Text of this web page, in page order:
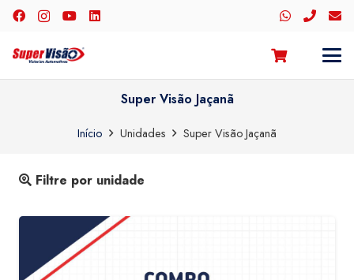
Super Visão Jaçanã
Início Unidades Super Visão Jaçanã
Filtre por unidade